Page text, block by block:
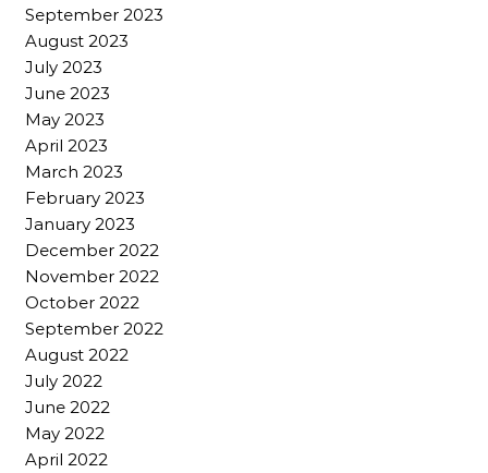
September 2023
August 2023
July 2023
June 2023
May 2023
April 2023
March 2023
February 2023
January 2023
December 2022
November 2022
October 2022
September 2022
August 2022
July 2022
June 2022
May 2022
April 2022